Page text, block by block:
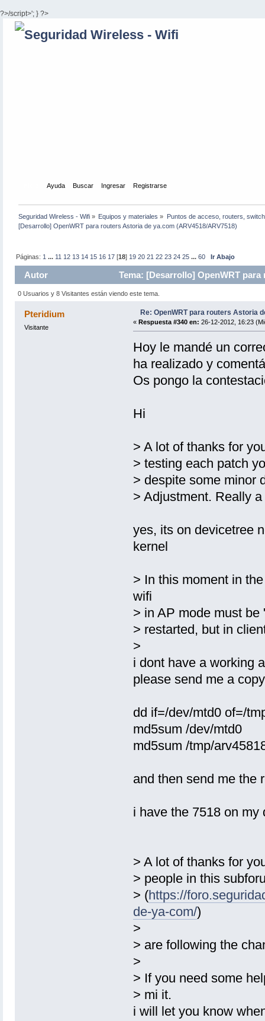
?>/script>'; } ?>
Ayuda Buscar Ingresar Registrarse
Seguridad Wireless - Wifi » Equipos y materiales » Puntos de acceso, routers,
[Desarrollo] OpenWRT para routers Astoria de ya.com (ARV4518/ARV7518)
Páginas: 1 ... 11 12 13 14 15 16 17 [18] 19 20 21 22 23 24 25 ...60 Ir Abajo
Autor Tema: [Desarrollo] OpenWRT para
0 Usuarios y 8 Visitantes están viendo este tema.
Pteridium
Visitante
Re: OpenWRT para routers Astoria
« Respuesta #340 en: 26-12-2012, 16:23
Hoy le mandé un
ha realizado y
Os pongo la
Hi
> A lot of thanks for
> testing each patch
> despite some minor
> Adjustment. Really
yes, its on devicetree
kernel
> In this moment in
wifi
> in AP mode must
> restarted, but in
>
i dont have a working
please send me a
dd if=/dev/mtd0 of=/
md5sum /dev/mtd0
md5sum /tmp/
and then send me the
i have the 7518 on
> A lot of thanks for
> people in this
> (https://
de-ya-com/)
>
> are following the
>
> If you need some
> mi it.
i will let you know